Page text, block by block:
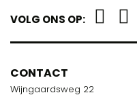
VOLG ONS OP:
CONTACT
Wijngaardsweg 22